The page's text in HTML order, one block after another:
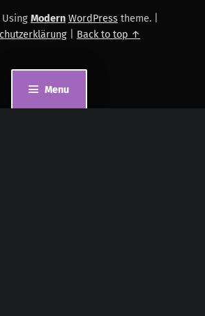
Menu
Using Modern WordPress theme.
Back to top ↑